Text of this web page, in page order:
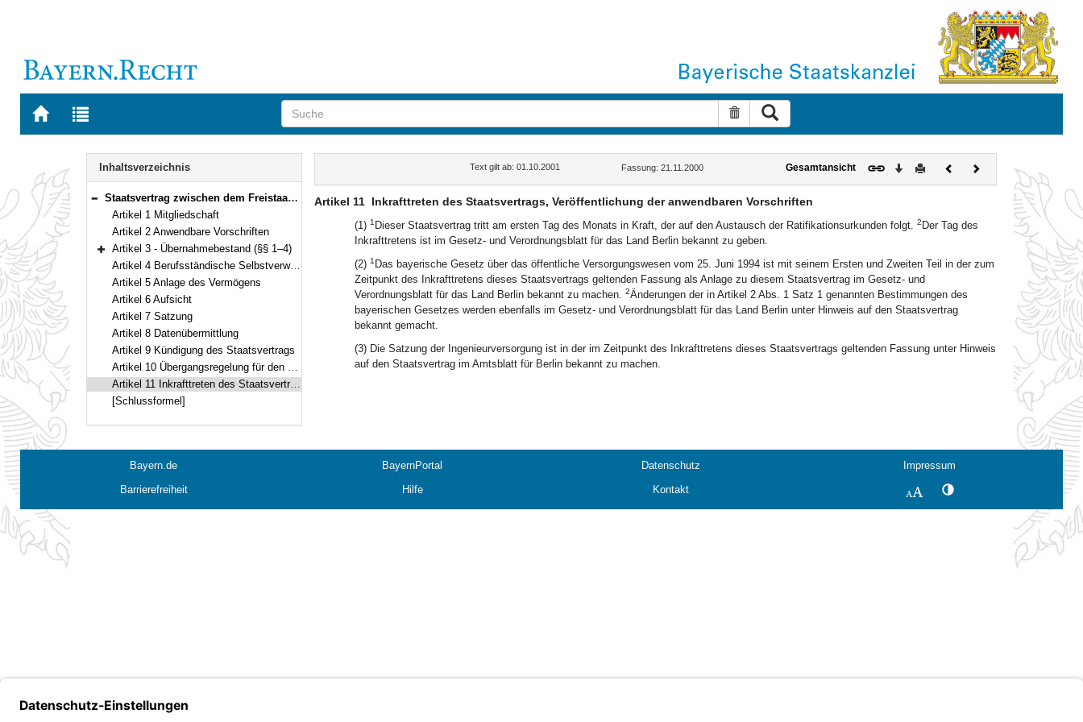
Zur
BAYERN.RECHT
Zur
letzten
Suche zurücksetzen
Navigation
Inhaltsverzeichnis
Bereich reduzieren
Staatsvertrag zwischen dem Freistaat Bayern und dem Land Berlin über die Zugehörigkeit der Mitglieder der Baukammer Berlin zur Bayerischen Ingenieurversorgung-Bau Vom 21. November 2000/8. Januar 2001 (§§ 1–4)
Artikel 1 Mitgliedschaft
Artikel 2 Anwendbare Vorschriften
Bereich erweitern
Artikel 3 - Übernahmebestand (§§ 1–4)
Artikel 4 Berufsständische Selbstverwaltung
Artikel 5 Anlage des Vermögens
Artikel 6 Aufsicht
Artikel 7 Satzung
Artikel 8 Datenübermittlung
Artikel 9 Kündigung des Staatsvertrags
Artikel 10 Übergangsregelung für den Verwaltungsrat
Artikel 11 Inkrafttreten des Staatsvertrags, Veröffentlichung der anwendbaren Vorschriften
[Schlussformel]
Text gilt ab: 01.10.2001 Fassung: 21.11.2000 Gesamtansicht Download
DruckenVorherigesNächstes
Dokument
Artikel 11 Inkrafttreten des Staatsvertrags, Veröffentlichung der anwendbaren Vorschriften
(1) 1 Dieser Staatsvertrag tritt am ersten Tag des Monats in Kraft, der auf den Austausch der Ratifikationsurkunden folgt. 2 Der Tag des
Inkrafttretens ist im Gesetz- und Verordnungsblatt für das Land Berlin bekannt zu geben.
(2) 1 Das bayerische Gesetz über das öffentliche Versorgungswesen vom 25. Juni 1994 ist mit seinem Ersten und Zweiten Teil in der zum
Zeitpunkt des Inkrafttretens dieses Staatsvertrags geltenden Fassung als Anlage zu diesem Staatsvertrag im Gesetz- und
Verordnungsblatt für das Land Berlin bekannt zu machen. 2Änderungen der in Artikel 2 Abs. 1 Satz 1 genannten Bestimmungen des
bayerischen Gesetzes werden ebenfalls im Gesetz- und Verordnungsblatt für das Land Berlin unter Hinweis auf den Staatsvertrag
bekannt gemacht.
(3) Die Satzung der Ingenieurversorgung ist in der im Zeitpunkt des Inkrafttretens dieses Staatsvertrags geltenden Fassung unter Hinweis
auf den Staatsvertrag im Amtsblatt für Berlin bekannt zu machen.
Bayern.de BayernPortal Datenschutz
Impressum
Barrierefreiheit
Hilfe Kontakt SchriftgrößeKontrastwechsel